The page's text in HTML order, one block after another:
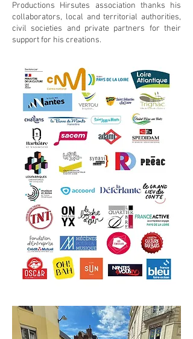
Productions Hirsutes association thanks his
collaborators, local and territorial authorities,
civil societies and private partners for their
support for his creations.